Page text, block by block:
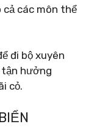
các môn thể
đi bộ xuyên
hưởng
cỏ.